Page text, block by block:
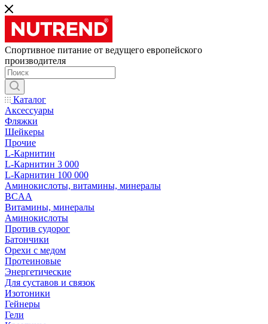
Спортивное питание от ведущего европейского
производителя
Каталог
Аксессуары
Фляжки
Шейкеры
Прочие
L-Карнитин
L-Карнитин 3 000
L-Карнитин 100 000
Аминокислоты, витамины, минералы
BCAA
Витамины, минералы
Аминокислоты
Против судорог
Батончики
Орехи с медом
Протеиновые
Энергетические
Для суставов и связок
Изотоники
Гейнеры
Гели